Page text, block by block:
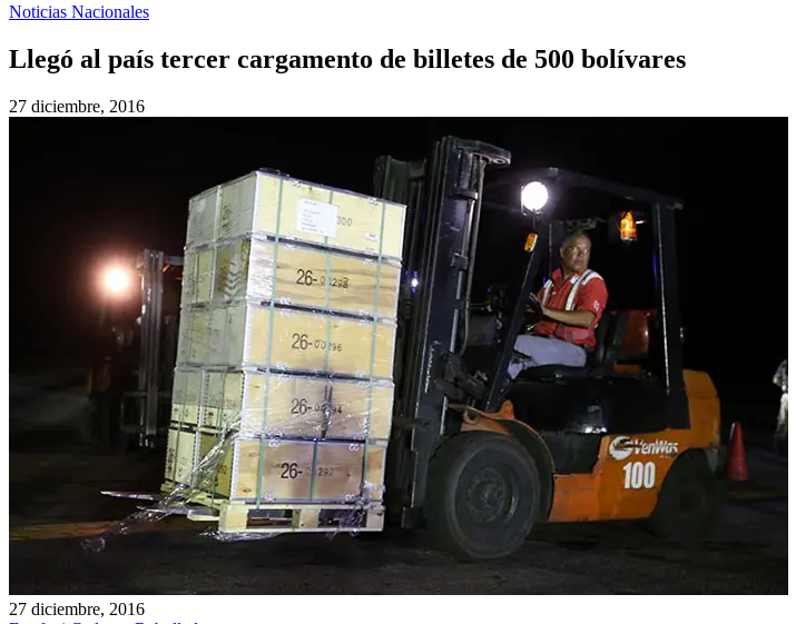
Noticias Nacionales
Llegó al país tercer cargamento de billetes de 500 bolívares
27 diciembre, 2016
27 diciembre, 2016